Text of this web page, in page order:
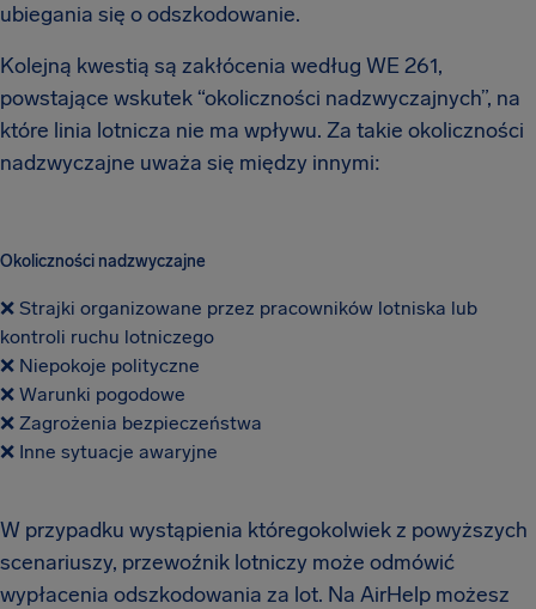
ubiegania się o odszkodowanie.
Kolejną kwestią są zakłócenia według WE 261,
powstające wskutek “okoliczności nadzwyczajnych”, na
które linia lotnicza nie ma wpływu. Za takie okoliczności
nadzwyczajne uważa się między innymi:
Okoliczności nadzwyczajne
❌ Strajki organizowane przez pracowników lotniska lub
kontroli ruchu lotniczego
❌ Niepokoje polityczne
❌ Warunki pogodowe
❌ Zagrożenia bezpieczeństwa
❌ Inne sytuacje awaryjne
W przypadku wystąpienia któregokolwiek z powyższych
scenariuszy, przewoźnik lotniczy może odmówić
wypłacenia odszkodowania za lot. Na AirHelp możesz